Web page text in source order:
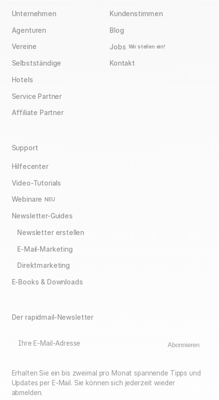
Unternehmen
Agenturen
Vereine
Selbstständige
Hotels
Service Partner
Affiliate Partner
Kundenstimmen
Blog
Jobs Wir stellen ein!
Kontakt
Support
Hilfecenter
Video-Tutorials
Webinare NEU
Newsletter-Guides
Newsletter erstellen
E-Mail-Marketing
Direktmarketing
E-Books & Downloads
Der rapidmail-Newsletter
Ihre E-Mail-Adresse Abonnieren
Erhalten Sie ein bis zweimal pro Monat spannende Tipps und
Updates per E-Mail. Sie können sich jederzeit wieder
abmelden.